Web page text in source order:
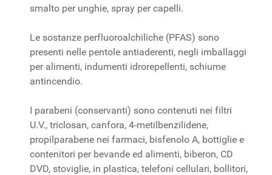
smalto per unghie, spray per capelli.
Le sostanze perfluoroalchiliche (PFAS) sono
presenti nelle pentole antiaderenti, negli imballaggi
per alimenti, indumenti idrorepellenti, schiume
antincendio.
I parabeni (conservanti) sono contenuti nei filtri
U.V., triclosan, canfora, 4-metilbenzilidene,
propilparabene nei farmaci, bisfenolo A, bottiglie e
contenitori per bevande ed alimenti, biberon, CD
DVD, stoviglie, in plastica, telefoni cellulari, bollitori,